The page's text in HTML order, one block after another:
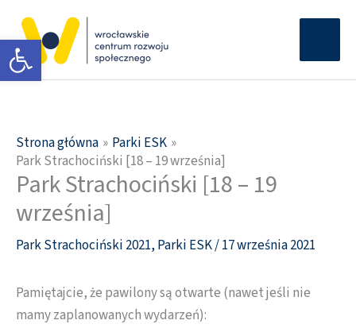
Otwórz pasek narzędzi
treści
Strona główna
Parki ESK
Park Strachociński [18 – 19 września]
Park Strachociński [18 – 19
września]
Park Strachociński 2021, Parki ESK/17 września 2021
Pamiętajcie, że pawilony są otwarte (nawet jeśli nie
mamy zaplanowanych wydarzeń):